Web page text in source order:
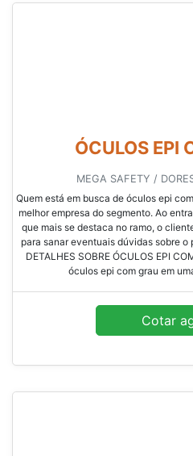
ÓCULOS EPI
MEGA SAFETY /
Quem está em busca de óculos epi
melhor empresa do segmento. Ao
que mais se destaca no ramo, o
para sanar eventuais dúvidas sobre o
DETALHES SOBRE ÓCULOS EPI
óculos epi com grau em
Cotar